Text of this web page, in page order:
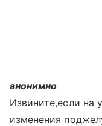
анонимно
Извините,если на
изменения